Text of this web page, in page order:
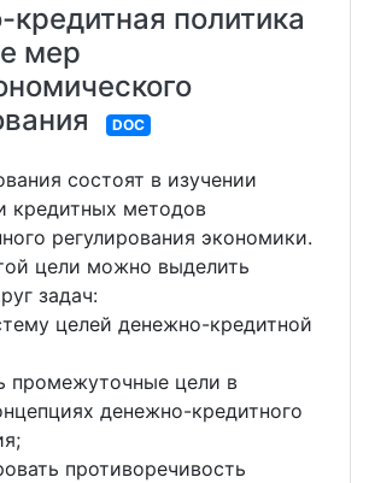
политика
мер
DOC
состоят в изучении
кредитных методов
регулирования экономики.
цели можно выделить
задач:
целей денежно-кредитной
промежуточные цели в
денежно-кредитного
противоречивость